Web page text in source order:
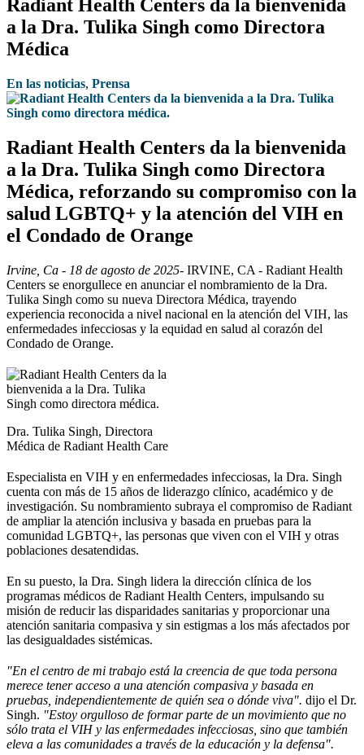
Radiant Health Centers da la bienvenida
a la Dra. Tulika Singh como Directora
Médica
En las noticias, Prensa
Radiant Health Centers da la bienvenida
a la Dra. Tulika Singh como Directora
Médica, reforzando su compromiso con la
salud LGBTQ+ y la atención del VIH en
el Condado de Orange
Irvine, Ca - 18 de agosto de 2025- IRVINE, CA - Radiant Health
Centers se enorgullece en anunciar el nombramiento de la Dra.
Tulika Singh como su nueva Directora Médica, trayendo
experiencia reconocida a nivel nacional en la atención del VIH, las
enfermedades infecciosas y la equidad en salud al corazón del
Condado de Orange.
Dra. Tulika Singh, Directora
Médica de Radiant Health Care
Especialista en VIH y en enfermedades infecciosas, la Dra. Singh
cuenta con más de 15 años de liderazgo clínico, académico y de
investigación. Su nombramiento subraya el compromiso de Radiant
de ampliar la atención inclusiva y basada en pruebas para la
comunidad LGBTQ+, las personas que viven con el VIH y otras
poblaciones desatendidas.
En su puesto, la Dra. Singh lidera la dirección clínica de los
programas médicos de Radiant Health Centers, impulsando su
misión de reducir las disparidades sanitarias y proporcionar una
atención sanitaria compasiva y sin estigmas a los más afectados por
las desigualdades sistémicas.
"En el centro de mi trabajo está la creencia de que toda persona
merece tener acceso a una atención compasiva y basada en
pruebas, independientemente de quién sea o dónde viva". dijo el Dr.
Singh. "Estoy orgulloso de formar parte de un movimiento que no
sólo trata el VIH y las enfermedades infecciosas, sino que también
eleva a las comunidades a través de la educación y la defensa".